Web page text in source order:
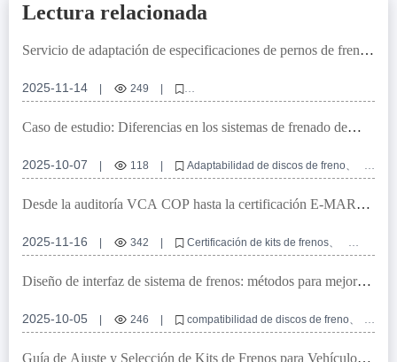
Lectura relacionada
Servicio de adaptación de especificaciones de pernos de freno
precisa para vehículos globales
2025-11-14 249
Pernos de freno de alta performance
Especificaciones de pernos de freno personalizados
Certificación IATF TS16949
Caso de estudio: Diferencias en los sistemas de frenado de
alta adaptabilidad
2025-10-07 118
Adaptabilidad de discos de freno
Precisión de agujeros de localización
Certificación E - mark europea
Desde la auditoría VCA COP hasta la certificación E-MARK:
frenos
2025-11-16 342
Certificación de kits de frenos
Auditoría VCA COP
Certificación E-MARK
Sistema de frenado de automóvil
Diseño de interfaz de sistema de frenos: métodos para mejorar
2025-10-05 246
compatibilidad de discos de freno
tolerancias de montaje
certificación E-mark R90
diseño modular de frenos
personalización OEM para frenos
Guía de Ajuste y Selección de Kits de Frenos para Vehículos